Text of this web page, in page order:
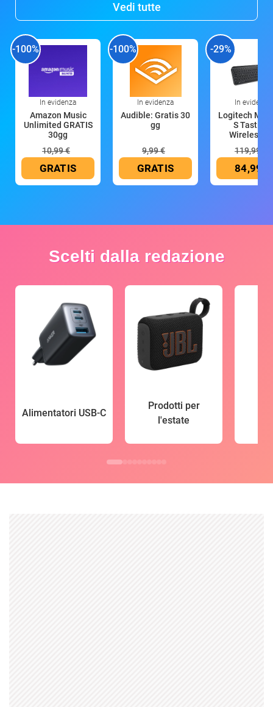
Vedi tutte
-100%
In evidenza
Amazon Music
Unlimited GRATIS
30gg
10,99 €
GRATIS
-100%
In evidenza
Audible: Gratis 30
gg
9,99 €
GRATIS
-29%
In evidenza
Logitech MX
S Tastiera
Wireless
119,99 €
84,99 €
Scelti dalla redazione
Alimentatori USB-C
Prodotti per
l'estate